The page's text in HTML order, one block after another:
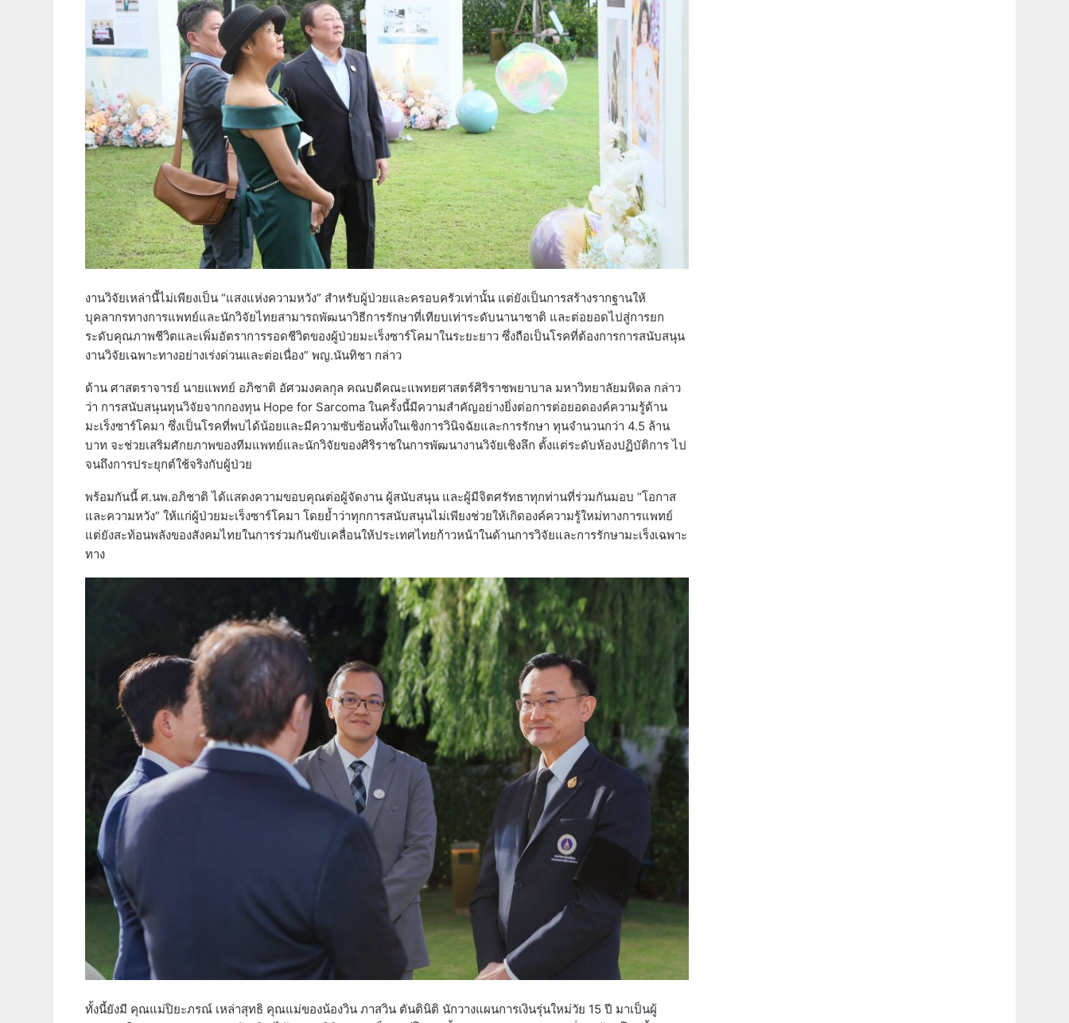
งานวิจัยเหล่านี้ไม่เพียงเป็น “แสงแห่งความหวัง” สำหรับผู้ป่วยและครอบครัวเท่านั้น แต่ยังเป็นการสร้างรากฐานให้
บุคลากรทางการแพทย์และนักวิจัยไทยสามารถพัฒนาวิธีการรักษาที่เทียบเท่าระดับนานาชาติ และต่อยอดไปสู่การยก
ระดับคุณภาพชีวิตและเพิ่มอัตราการรอดชีวิตของผู้ป่วยมะเร็งซาร์โคมาในระยะยาว ซึ่งถือเป็นโรคที่ต้องการการสนับสนุน
งานวิจัยเฉพาะทางอย่างเร่งด่วนและต่อเนื่อง” พญ.นันทิชา กล่าว
ด้าน ศาสตราจารย์ นายแพทย์ อภิชาติ อัศวมงคลกุล คณบดีคณะแพทยศาสตร์ศิริราชพยาบาล มหาวิทยาลัยมหิดล กล่าว
ว่า การสนับสนุนทุนวิจัยจากกองทุน Hope for Sarcoma ในครั้งนี้มีความสำคัญอย่างยิ่งต่อการต่อยอดองค์ความรู้ด้าน
มะเร็งซาร์โคมา ซึ่งเป็นโรคที่พบได้น้อยและมีความซับซ้อนทั้งในเชิงการวินิจฉัยและการรักษา ทุนจำนวนกว่า 4.5 ล้าน
บาท จะช่วยเสริมศักยภาพของทีมแพทย์และนักวิจัยของศิริราชในการพัฒนางานวิจัยเชิงลึก ตั้งแต่ระดับห้องปฏิบัติการ ไป
จนถึงการประยุกต์ใช้จริงกับผู้ป่วย
พร้อมกันนี้ ศ.นพ.อภิชาติ ได้แสดงความขอบคุณต่อผู้จัดงาน ผู้สนับสนุน และผู้มีจิตศรัทธาทุกท่านที่ร่วมกันมอบ “โอกาส
และความหวัง” ให้แก่ผู้ป่วยมะเร็งซาร์โคมา โดยย้ำว่าทุกการสนับสนุนไม่เพียงช่วยให้เกิดองค์ความรู้ใหม่ทางการแพทย์
แต่ยังสะท้อนพลังของสังคมไทยในการร่วมกันขับเคลื่อนให้ประเทศไทยก้าวหน้าในด้านการวิจัยและการรักษามะเร็งเฉพาะ
ทาง
ทั้งนี้ยังมี คุณแม่ปิยะภรณ์ เหล่าสุทธิ คุณแม่ของน้องวิน ภาสวิน ตันตินิติ นักวางแผนการเงินรุ่นใหม่วัย 15 ปี มาเป็นผู้